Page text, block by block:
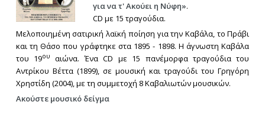
για να τ' Ακούει η Νύφη».
CD με 15 τραγούδια.
Μελοποιημένη σατιρική λαϊκή ποίηση για την Καβάλα, το Πράβι
και τη Θάσο που γράφτηκε στα 1895 - 1898. Η άγνωστη Καβάλα
του 19ου
αιώνα. Ένα CD με 15 πανέμορφα τραγούδια του
Αντρίκου Βέττα (1899), σε μουσική και τραγούδι του Γρηγόρη
Χρηστίδη (2004), με τη συμμετοχή 8 Καβαλιωτών μουσικών.
Ακούστε μουσικό δείγμα